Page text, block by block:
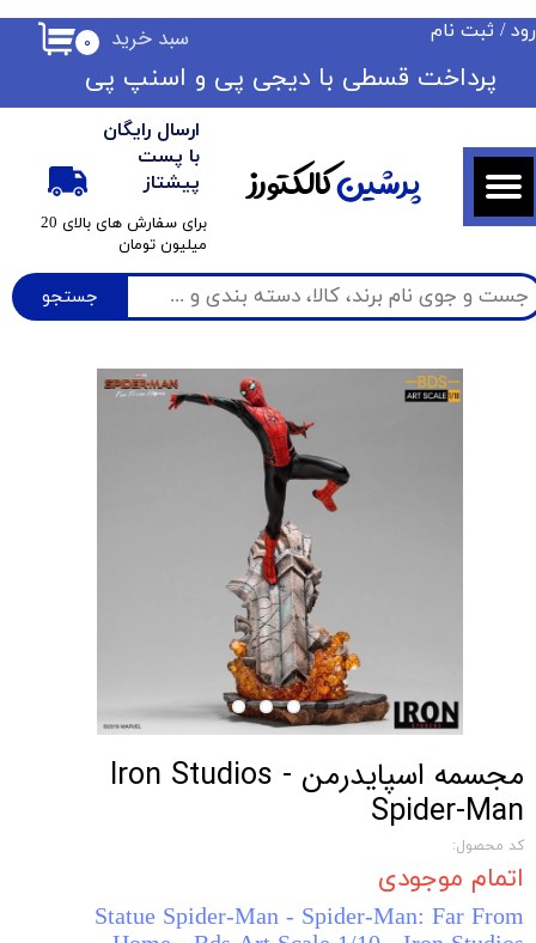
جستجو
ارسال رایگان
با پست
پیشتاز
​برای سفارش های بالای 20
میلیون تومان
۰ سبد خرید / ثبت نام
حساب کاربری من
تغییر گذر واژه
سفارشات
خروج از حساب کاربری
​​پرداخت قسطی با دیجی پی ​​​​​​​و اسنپ پی
پرشینکالکتورز
مجسمه اسپایدرمن Iron Studios -
Spider-Man
کد محصول:
اتمام موجودی
Statue Spider-Man - Spider-Man: Far From